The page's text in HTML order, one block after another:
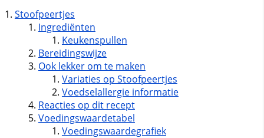
Stoofpeertjes
Ingrediënten
Keukenspullen
Bereidingswijze
Ook lekker om te maken
Variaties op Stoofpeertjes
Voedselallergie informatie
Reacties op dit recept
Voedingswaardetabel
Voedingswaardegrafiek